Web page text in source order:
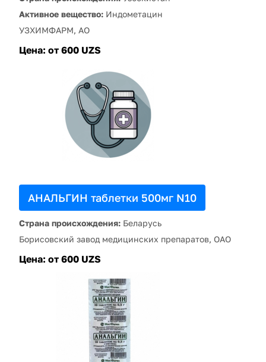
Активное вещество: Индометацин
УЗХИМФАРМ, АО
Цена: от 600 UZS
АНАЛЬГИН таблетки 500мг N10
Страна происхождения: Беларусь
Борисовский завод медицинских препаратов, ОАО
Цена: от 600 UZS